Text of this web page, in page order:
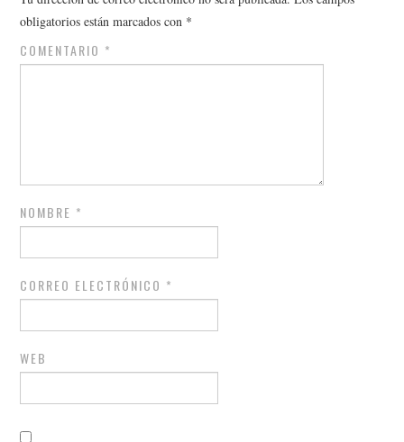
obligatorios están marcados con *
COMENTARIO *
NOMBRE *
CORREO ELECTRÓNICO *
WEB